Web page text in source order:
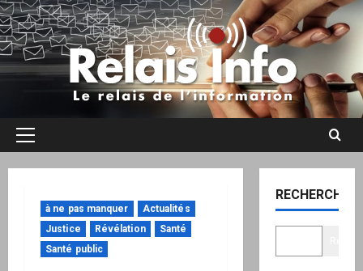
Aller
au
contenu
Menu
à ne pas manquer
Actualités
Justice
Révélation
Santé
Santé public
RECHERCHER